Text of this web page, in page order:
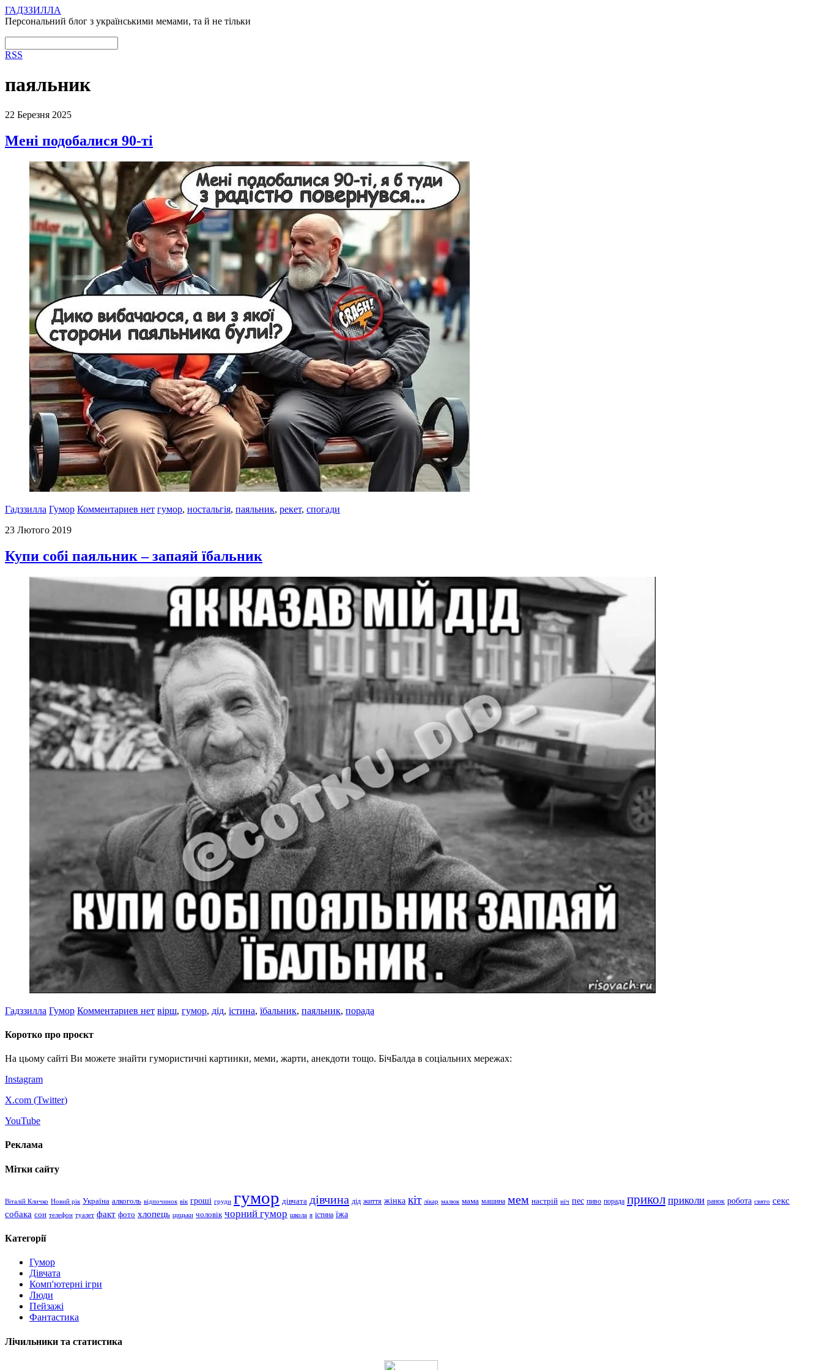
ГАДЗЗИЛЛА
Персональний блог з українськими мемами, та й не тільки
RSS
паяльник
22 Березня 2025
Мені подобалися 90-ті
Гадззилла Гумор Комментариев нет гумор, ностальгія, паяльник, рекет, спогади
23 Лютого 2019
Купи собі паяльник – запаяй їбальник
Гадззилла Гумор Комментариев нет вірш, гумор, дід, істина, їбальник, паяльник, порада
Коротко про проєкт
На цьому сайті Ви можете знайти гумористичні картинки, меми, жарти, анекдоти тощо. БічБалда в соціальних мережах:
Instagram
X.com (Twitter)
YouTube
Реклама
Мітки сайту
Віталій Кличко Новий рік Україна алкоголь відпочинок вік гроші груди гумор дівчата дівчина дід життя жінка кіт лікар малюк мама машина мем настрій ніч пес пиво порада прикол приколи ранок робота свято секс
собака сон телефон туалет факт фото хлопець цицьки чоловік чорний гумор школа я істина їжа
Категорії
Гумор
Дівчата
Комп'ютерні ігри
Люди
Пейзажі
Фантастика
Лічильники та статистика